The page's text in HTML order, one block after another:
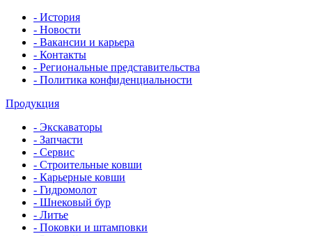
- История
- Новости
- Вакансии и карьера
- Контакты
- Региональные представительства
- Политика конфиденциальности
Продукция
- Экскаваторы
- Запчасти
- Сервис
- Строительные ковши
- Карьерные ковши
- Гидромолот
- Шнековый бур
- Литье
- Поковки и штамповки